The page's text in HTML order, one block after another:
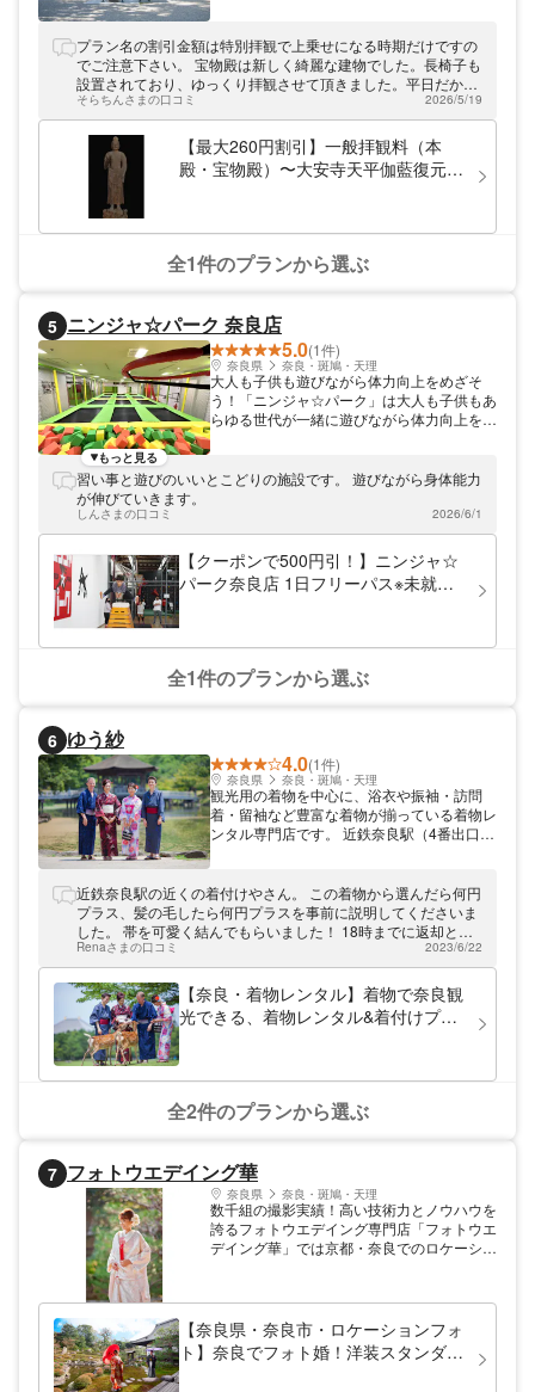
一般の方が参加出来る行事も、楽しめます。
JRまたは近鉄「奈良駅」から「奈良交通」
のバスに乗り、「大安寺バス停」から徒歩約
10分とアクセス良好。是非、足をお運びく
ださい。
プラン名の割引金額は特別拝観で上乗せになる時期だけですの
でご注意下さい。 宝物殿は新しく綺麗な建物でした。長椅子も
設置されており、ゆっくり拝観させて頂きました。平日だから
でしょうか、暫く貸切状態でした。
そらちんさまの口コミ 2026/5/19
【最大260円割引】一般拝観料（本
殿・宝物殿）〜大安寺天平伽藍復元
全1件のプランから選ぶ
5 ニンジャ☆パーク 奈良店
5.0(1件)
奈良県 奈良・斑鳩・天理
大人も子供も遊びながら体力向上をめざそ
う！「ニンジャ☆パーク」は大人も子供もあ
らゆる世代が一緒に遊びながら体力向上をめ
レビ番組の世界を体感。ボルダリングやトラ
向けの本格レッスンもありますよ。ご自身の
体力に合わせて楽しめるから毎日の遊び場に
いかがでしょうか。
もっと見る
習い事と遊びのいいとこどりの施設です。 遊びながら身体能力
が伸びていきます。
しんさまの口コミ 2026/6/1
【クーポンで500円引！】ニンジャ☆
パーク奈良店 1日フリーパス※未就学
全1件のプランから選ぶ
6 ゆう紗
4.0(1件)
奈良県 奈良・斑鳩・天理
観光用の着物を中心に、浴衣や振袖・訪問
着・留袖など豊富な着物が揃っている着物レ
ンタル専門店です。 近鉄奈良駅（4番出口）
着付け師・美容師が常駐していますので、お
客様の様々なご要望に対応できます。 着物
に必用な物は全てご用意していますので、手
ぶらで来店し、古都奈良を気軽に着物で散策
してください。
近鉄奈良駅の近くの着付けやさん。 この着物から選んだら何円
プラス、髪の毛したら何円プラスを事前に説明してくださいま
した。 帯を可愛く結んでもらいました！ 18時までに返却との
こと。
Renaさまの口コミ 2023/6/22
【奈良・着物レンタル】着物で奈良観
光できる、着物レンタル&着付けプラ
全2件のプランから選ぶ
7 フォトウエデイング華
奈良県 奈良・斑鳩・天理
数千組の撮影実績！高い技術力とノウハウを
誇るフォトウエデイング専門店「フォトウエ
デイング華」では京都・奈良でのロケーショ
2人の姿を絵画のように美しく写真に収めま
す。着付け・ヘアメイクも一流スタッフが担
当。ドラマ撮影等でよく使われる寺院とも特
別提携、当店ならではのクオリティにご満足
【奈良県・奈良市・ロケーションフォ
ト】奈良でフォト婚！洋装スタンダー